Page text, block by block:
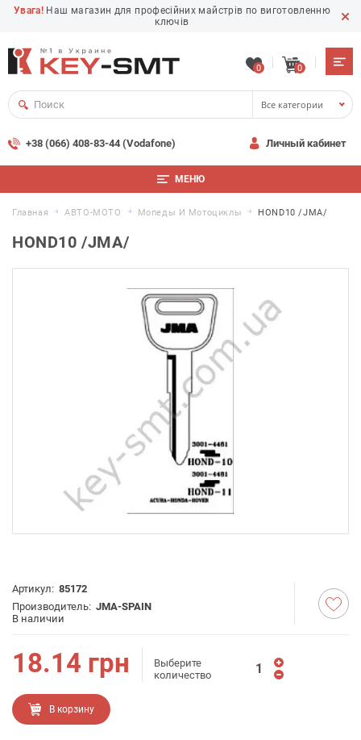
Увага! Наш магазин для професійних майстрів по виготовленню
ключів
0 0
Все категории
+38 (066) 408-83-44 (Vodafone) Личный кабинет
МЕНЮ
Главная АВТО-МОТО Мопеды И Мотоциклы HOND10 /JMA/
HOND10 /JMA/
Артикул: 85172
Производитель: JMA-SPAIN
В наличии
18.14 грн
Выберите
количество
В корзину